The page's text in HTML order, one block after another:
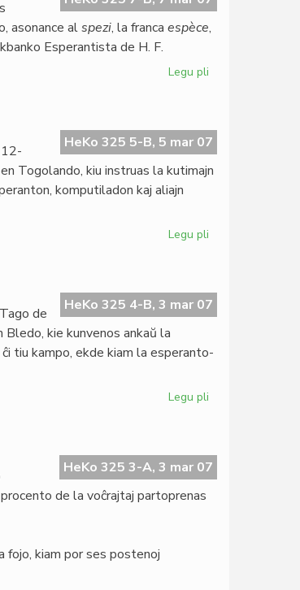
asonance alspezi, la franca espèce,
Esperantista de H. F.
Legu pli
centjara
HeKo 325 5-B, 5 mar 07
Togolando, kiu instruas la kutimajn
komputiladon kaj aliajn
Legu pli
Zamenhof
HeKo 325 4-B, 3 mar 07
de
kie kunvenos ankaŭ la
tiu kampo, ekde kiam la esperanto-
Legu pli
por
Paco
HeKo 325 3-A, 3 mar 07
de la voĉrajtaj partoprenas
fojo, kiam por ses postenoj